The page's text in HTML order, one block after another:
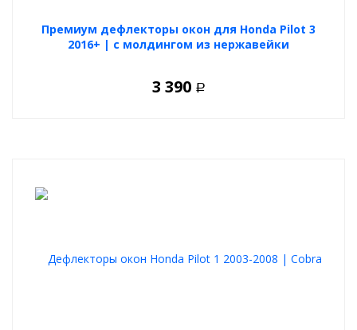
Премиум дефлекторы окон для Honda Pilot 3
2016+ | с молдингом из нержавейки
3 390 Р